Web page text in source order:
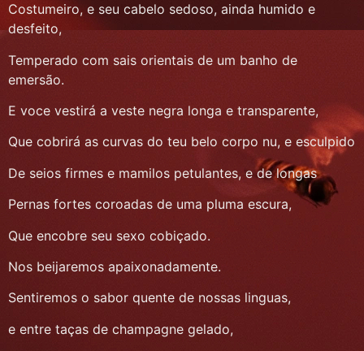
Costumeiro, e seu cabelo sedoso, ainda humido e
desfeito,
Temperado com sais orientais de um banho de
emersão.
E voce vestirá a veste negra longa e transparente,
Que cobrirá as curvas do teu belo corpo nu, e esculpido
De seios firmes e mamilos petulantes, e de longas
Pernas fortes coroadas de uma pluma escura,
Que encobre seu sexo cobiçado.
Nos beijaremos apaixonadamente.
Sentiremos o sabor quente de nossas linguas,
e entre taças de champagne gelado,